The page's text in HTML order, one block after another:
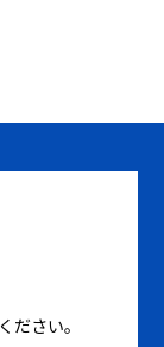
ださい。